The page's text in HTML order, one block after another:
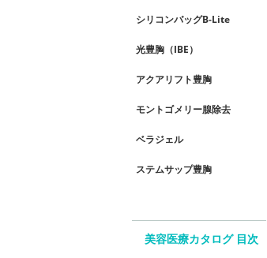
シリコンバッグB-Lite
光豊胸（IBE）
アクアリフト豊胸
モントゴメリー腺除去
ベラジェル
ステムサップ豊胸
美容医療カタログ 目次